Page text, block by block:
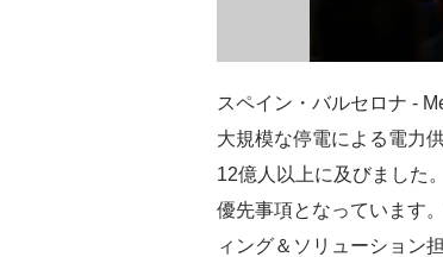
スペイン・バルセロナ -
大規模な停電による電力
12億人以上に及びました
優先事項となっています
ィング＆ソリューション